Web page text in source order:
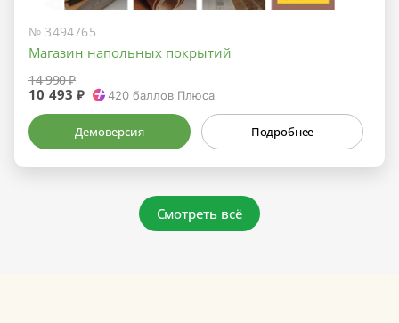
№ 3494765
Магазин напольных покрытий
14 990 ₽
10 493 ₽ 420баллов Плюса
Демоверсия Подробнее
Смотреть всё